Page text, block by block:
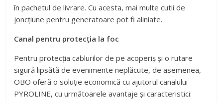
în pachetul de livrare. Cu acesta, mai multe cutii de
joncțiune pentru generatoare pot fi aliniate.
Canal pentru protecția la foc
Pentru protecția cablurilor de pe acoperiș și o rutare
sigură lipsătă de evenimente neplăcute, de asemenea,
OBO oferă o soluție economică cu ajutorul canalului
PYROLINE, cu următoarele avantaje și caracteristici: